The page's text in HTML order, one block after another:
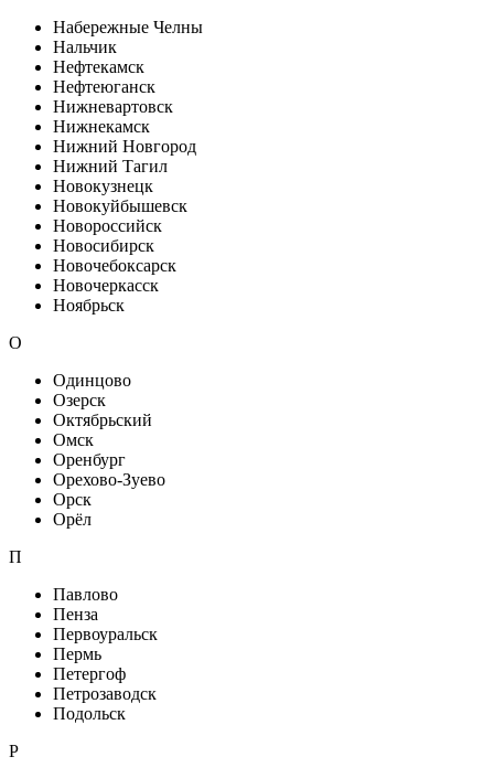
Набережные Челны
Нальчик
Нефтекамск
Нефтеюганск
Нижневартовск
Нижнекамск
Нижний Новгород
Нижний Тагил
Новокузнецк
Новокуйбышевск
Новороссийск
Новосибирск
Новочебоксарск
Новочеркасск
Ноябрьск
О
Одинцово
Озерск
Октябрьский
Омск
Оренбург
Орехово-Зуево
Орск
Орёл
П
Павлово
Пенза
Первоуральск
Пермь
Петергоф
Петрозаводск
Подольск
Р